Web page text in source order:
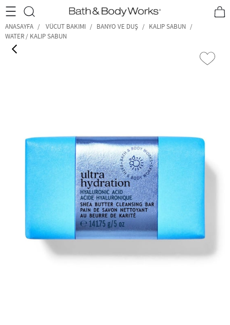
•2200₺ ve Üzeri Kargo Ücretsiz!• *Promosyon Detayları
ANASAYFA VÜCUT BAKIMI BANYO VE DUŞ
KALIP SABUN
WATER / KALIP SABUN
›